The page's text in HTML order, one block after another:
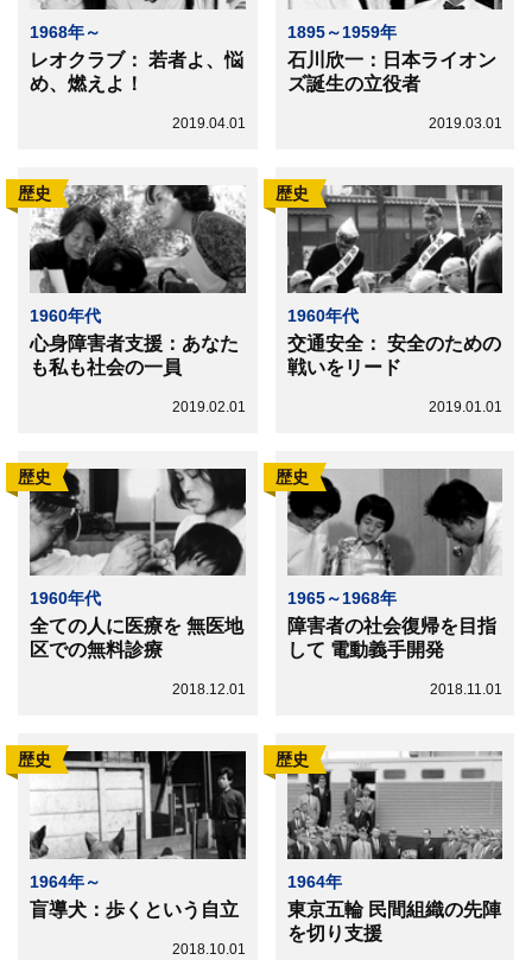
1968年～
レオクラブ： 若者よ、悩
め、燃えよ！
2019.04.01
1895～1959年
石川欣一：日本ライオン
ズ誕生の立役者
2019.03.01
歴史
1960年代
心身障害者支援：あなた
も私も社会の一員
2019.02.01
歴史
1960年代
交通安全： 安全のための
戦いをリード
2019.01.01
歴史
1960年代
全ての人に医療を 無医地
区での無料診療
2018.12.01
歴史
1965～1968年
障害者の社会復帰を目指
して 電動義手開発
2018.11.01
歴史
1964年～
盲導犬：歩くという自立
2018.10.01
歴史
1964年
東京五輪 民間組織の先陣
を切り支援